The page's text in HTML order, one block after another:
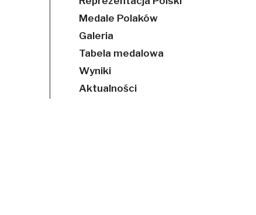
Medale Polaków
Galeria
Tabela medalowa
Wyniki
Aktualności